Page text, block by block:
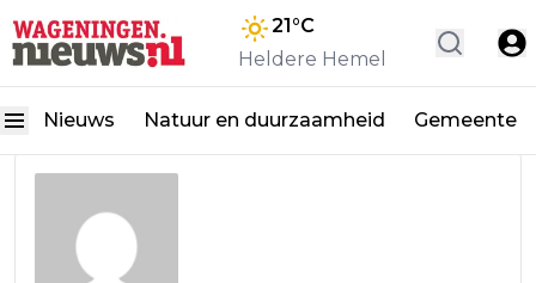
21°C
Heldere Hemel
Nieuws Natuur en duurzaamheid Gemeente